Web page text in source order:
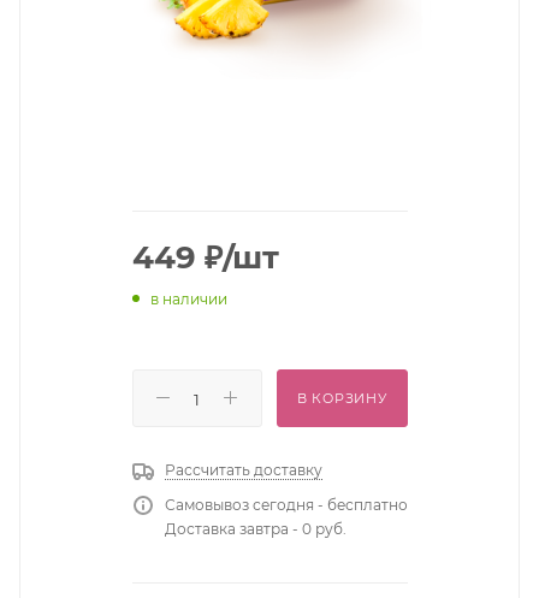
449 ₽/шт
в наличии
В КОРЗИНУ
Рассчитать доставку
Самовывоз сегодня - бесплатно
Доставка завтра - 0 руб.